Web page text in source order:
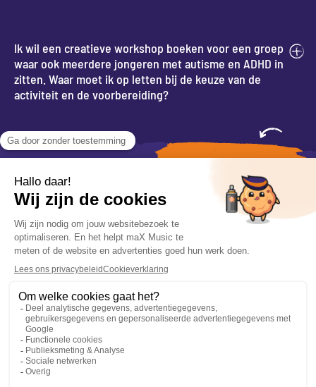
Ik wil een creatieve workshop boeken voor een groep
waar ook meerdere jongeren met autisme en ADHD in
zitten. Waar moet ik op letten bij de keuze van de
activiteit en de voorbereiding?
VRAAG INFORMATIE
CONTACT
085 201 66 84
info@maxmusic.nl
VOLG ONS